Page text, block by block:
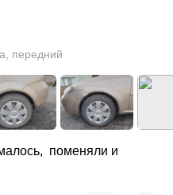
передний
поменяли и